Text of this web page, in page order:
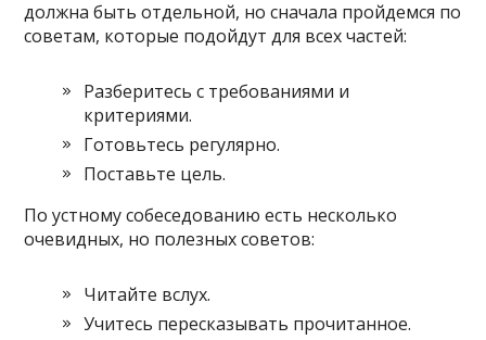
должна быть отдельной, но сначала пройдемся по
советам, которые подойдут для всех частей:
Разберитесь с требованиями и
критериями.
Готовьтесь регулярно.
Поставьте цель.
По устному собеседованию есть несколько
очевидных, но полезных советов:
Читайте вслух.
Учитесь пересказывать прочитанное.